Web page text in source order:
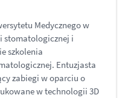
Medycznego w
stomatologicznej i
szkolenia
Entuzjasta
zabiegi w oparciu o
w technologii 3D